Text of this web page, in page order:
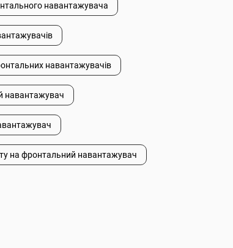
навантажувача
навантажувачів
навантажувач
на фронтальний навантажувач